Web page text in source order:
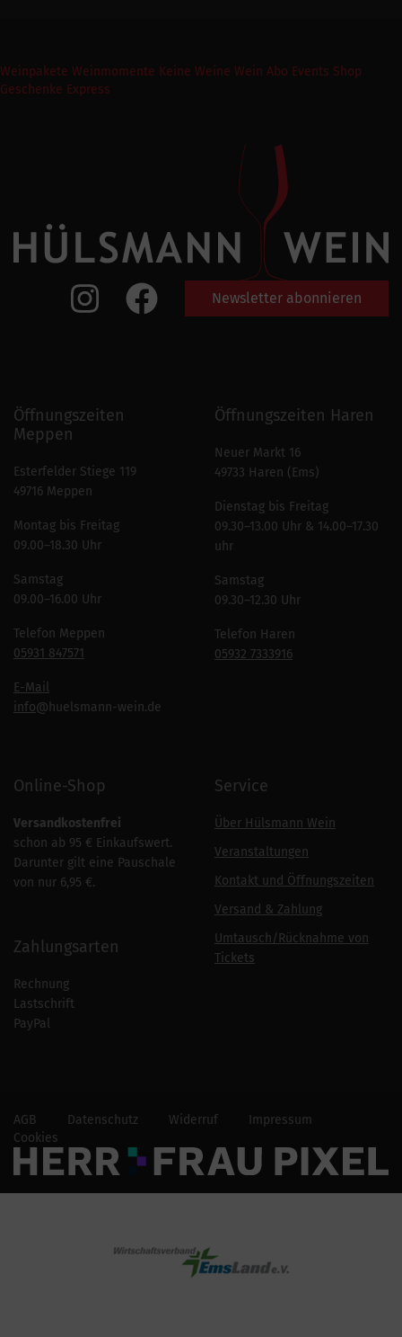
Weinpakete Weinmomente Keine Weine Wein Abo Events Shop
Geschenke Express
Newsletter abonnieren
Öffnungszeiten
Meppen
Esterfelder Stiege 119
49716 Meppen
Montag bis Freitag
09.00–18.30 Uhr
Samstag
09.00–16.00 Uhr
Telefon Meppen
05931 847571
E-Mail
info@huelsmann-wein.de
Öffnungszeiten Haren
Neuer Markt 16
49733 Haren (Ems)
Dienstag bis Freitag
09.30–13.00 Uhr & 14.00–17.30
uhr
Samstag
09.30–12.30 Uhr
Telefon Haren
05932 7333916
Online-Shop
Versandkostenfrei
schon ab 95 € Einkaufswert.
Darunter gilt eine Pauschale
von nur 6,95 €.
Zahlungsarten
Rechnung
Lastschrift
PayPal
Service
Über Hülsmann Wein
Veranstaltungen
Kontakt und Öffnungszeiten
Versand & Zahlung
Umtausch/Rücknahme von
Tickets
AGB Datenschutz Widerruf
Impressum
Cookies